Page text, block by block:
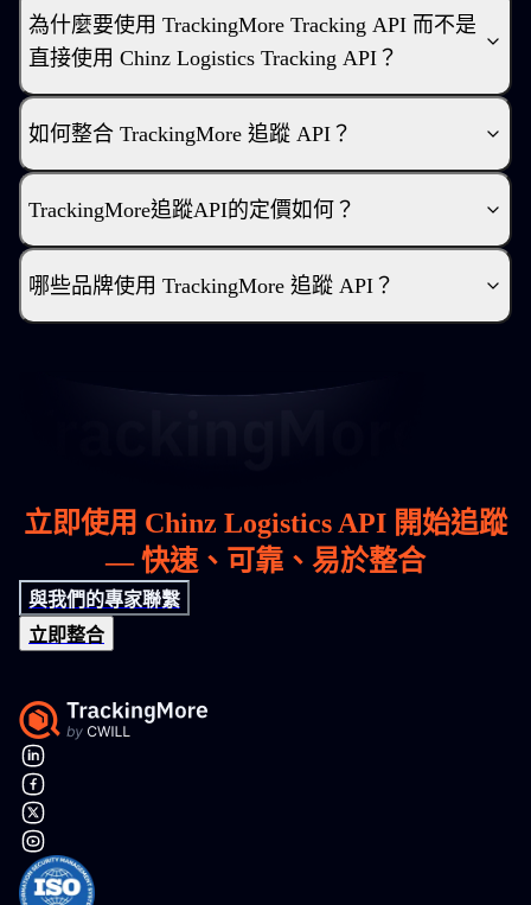
為什麼要使用 TrackingMore Tracking API 而不是
直接使用 Chinz Logistics Tracking API？
如何整合 TrackingMore 追蹤 API？
TrackingMore追蹤API的定價如何？
哪些品牌使用 TrackingMore 追蹤 API？
立即使用 Chinz Logistics API 開始追蹤
— 快速、可靠、易於整合
與我們的專家聯繫
立即整合